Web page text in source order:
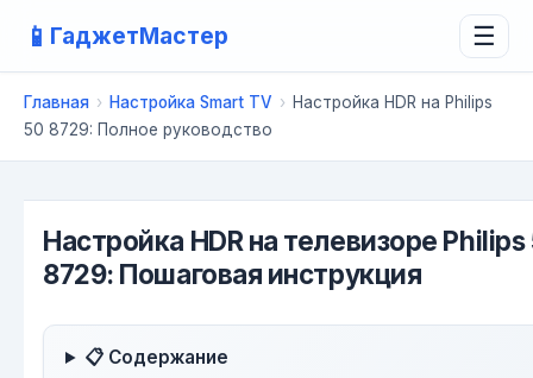
📱 ГаджетМастер ☰
Главная › Настройка Smart TV › Настройка HDR на Philips
50 8729: Полное руководство
Настройка HDR на телевизоре Philips
8729: Пошаговая инструкция
📋 Содержание